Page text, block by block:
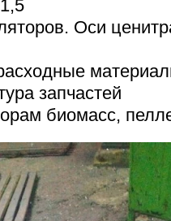
Оси
запчастей
биомасс,